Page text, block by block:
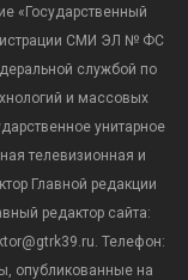
«Государственный
СМИ ЭЛ № ФС
службой по
и массовых
унитарное
телевизионная и
Главной редакции
редактор сайта:
Телефон:
опубликованные на